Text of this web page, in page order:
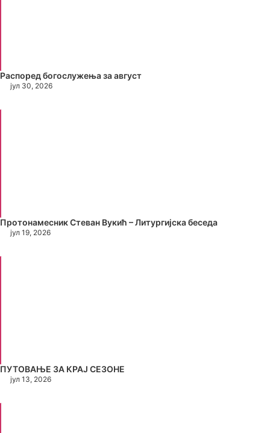
Распоред богослужења за август
јул 30, 2026
Протонамесник Стеван Вукић – Литургијска беседа
јул 19, 2026
ПУТОВАЊЕ ЗА КРАЈ СЕЗОНЕ
јул 13, 2026